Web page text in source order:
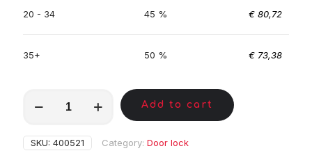
20 - 34 45 % € 80,72
35+ 50 % € 73,38
quantity
Add to cart
SKU: 400521 Category: Door lock